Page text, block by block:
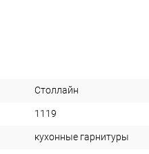
Столлайн
1119
кухонные гарнитуры